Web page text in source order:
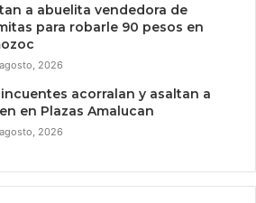
a abuelita vendedora de
para robarle 90 pesos en
2026
acorralan y asaltan a
en Plazas Amalucan
2026